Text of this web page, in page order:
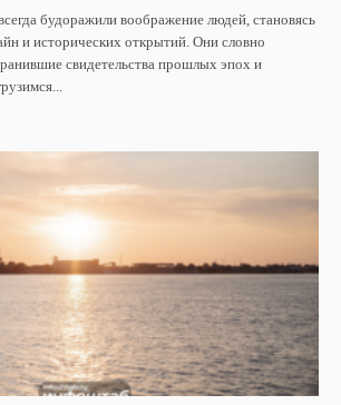
будоражили воображение людей, становясь
и исторических открытий. Они словно
свидетельства прошлых эпох и